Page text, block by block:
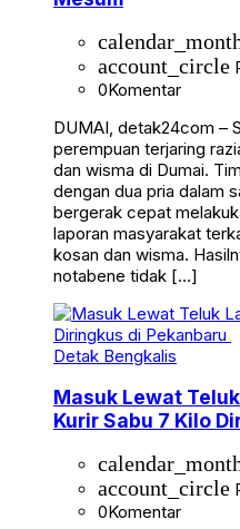
account_circle
0Komentar
DUMAI, detak24com –
perempuan terjaring
dan wisma di Dumai.
dengan dua pria dalam
bergerak cepat
laporan masyarakat
kosan dan wisma.
notabene tidak […]
Detak Bengkalis
Masuk Lewat
Kurir Sabu 7 Kilo
account_circle
0Komentar